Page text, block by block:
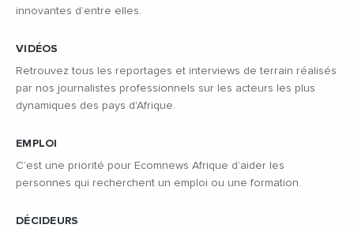
innovantes d’entre elles.
VIDÉOS
Retrouvez tous les reportages et interviews de terrain réalisés
par nos journalistes professionnels sur les acteurs les plus
dynamiques des pays d'Afrique.
EMPLOI
C’est une priorité pour Ecomnews Afrique d’aider les
personnes qui recherchent un emploi ou une formation.
DÉCIDEURS